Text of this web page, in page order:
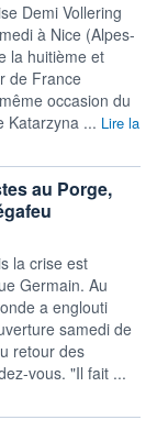
Demi Vollering
à Nice (Alpes-
la huitième et
de France
​occasion du
Katarzyna ... Lire la
au Porge,
la crise est
Germain. Au
a englouti
samedi de
retour des
vous. "Il fait ...